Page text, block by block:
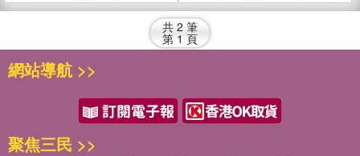
共 2 筆
第 1 頁
網站導航 >>
聚焦三民 >>